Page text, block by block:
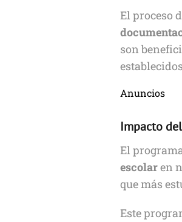
El proceso
son
Anuncios
Impacto
El
escolaren
que más
Este